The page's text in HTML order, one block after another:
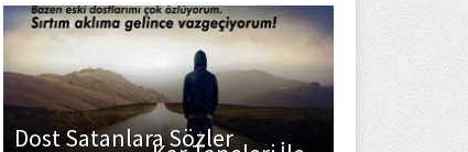
Dost Satanlara Sözler